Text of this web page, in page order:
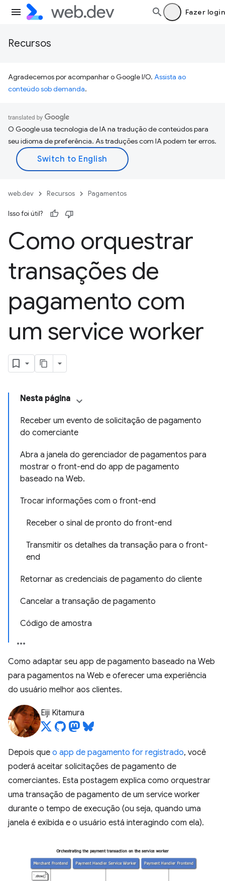
Fazer login
Recursos
Agradecemos por acompanhar o Google I/O. Assista ao
conteúdo sob demanda.
O Google usa tecnologia de IA na tradução de conteúdos para
seu idioma de preferência. As traduções com IA podem ter erros.
web.dev Recursos Pagamentos
Isso foi útil?
Como orquestrar
transações de
pagamento com
um service worker
Nesta página
Receber um evento de solicitação de pagamento
do comerciante
Abra a janela do gerenciador de pagamentos para
mostrar o front-end do app de pagamento
baseado na Web.
Trocar informações com o front-end
Receber o sinal de pronto do front-end
Transmitir os detalhes da transação para o front-
end
Retornar as credenciais de pagamento do cliente
Cancelar a transação de pagamento
Código de amostra
Como adaptar seu app de pagamento baseado na Web
para pagamentos na Web e oferecer uma experiência
do usuário melhor aos clientes.
Eiji Kitamura
Depois que o app de pagamento for registrado, você
poderá aceitar solicitações de pagamento de
comerciantes. Esta postagem explica como orquestrar
uma transação de pagamento de um service worker
durante o tempo de execução (ou seja, quando uma
janela é exibida e o usuário está interagindo com ela).